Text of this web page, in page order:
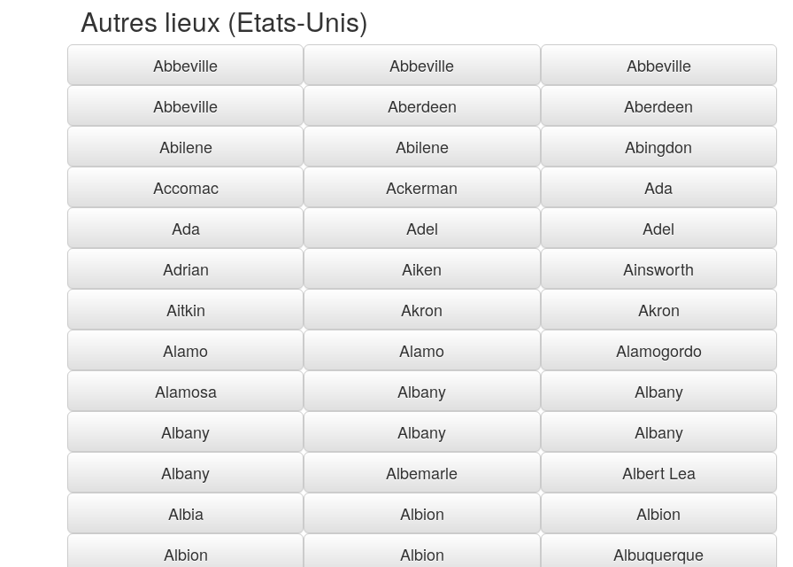
Autres lieux (Etats-Unis)
Abbeville Abbeville
Abbeville
Abbeville
Aberdeen
Aberdeen
Abilene
Abilene
Abingdon
Accomac
Ackerman
Ada
Ada
Adel
Adel
Adrian
Aiken
Ainsworth
Aitkin
Akron
Akron
Alamo
Alamo
Alamogordo
Alamosa
Albany
Albany
Albany
Albany
Albany
Albany
Albemarle
Albert Lea
Albia
Albion
Albion
Albion
Albion Albuquerque